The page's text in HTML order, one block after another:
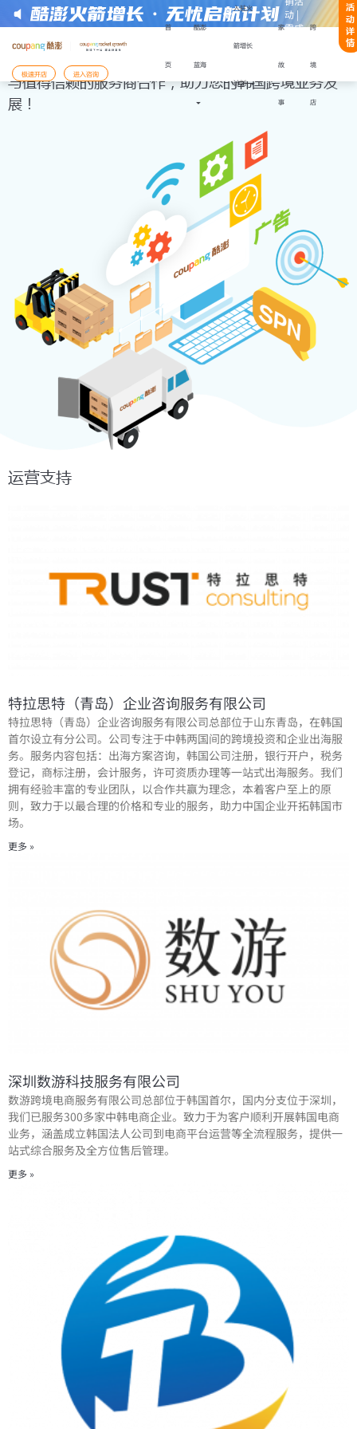
动 |
零成
活
动
详
情
首
页
酷澎
蓝海
入驻火
箭增长
计划
家
故
事
跨
境
店
极速开店 进入咨询
或获取帮助：
，能更顺利地完成注册与下店：
手机号码及其话费月账单发票
服务商签订的协议履行确认书
法定代表人手机号进行账户注册
还未准备好，需要咨询
已经准备好材料，前
您将前往Coupang Corp的网站
资源与服务
与值得信赖的服务商合作，助力您的韩国跨境业务发
展！
运营支持
特拉思特（青岛）企业咨询服务有限公司
特拉思特（青岛）企业咨询服务有限公司总部位于山东青岛，在韩国
首尔设立有分公司。公司专注于中韩两国间的跨境投资和企业出海服
务。服务内容包括：出海方案咨询，韩国公司注册，银行开户，税务
登记，商标注册，会计服务，许可资质办理等一站式出海服务。我们
拥有经验丰富的专业团队，以合作共赢为理念，本着客户至上的原
则，致力于以最合理的价格和专业的服务，助力中国企业开拓韩国市
场。
更多 »
深圳数游科技服务有限公司
数游跨境电商服务有限公司总部位于韩国首尔，国内分支位于深圳，
我们已服务300多家中韩电商企业。致力于为客户顺利开展韩国电商
业务，涵盖成立韩国法人公司到电商平台运营等全流程服务，提供一
站式综合服务及全方位售后管理。
更多 »